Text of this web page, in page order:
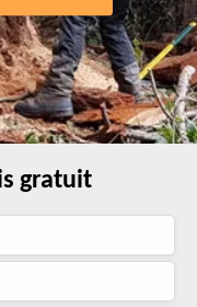
gratuit